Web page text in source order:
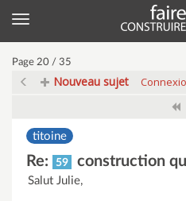
Menu
Page 20 / 35
Nouveau sujet
titoine
Re: 59 construction
Salut Julie,